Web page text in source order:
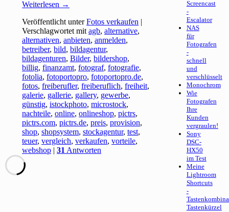
Weiterlesen →
Veröffentlicht unter Fotos verkaufen |
Verschlagwortet mit agb,alternative,
alternativen,anbieten,anmelden,
betreiber,bild,bildagentur,
bildagenturen,Bilder,bildershop,
billig,finanzamt,fotograf,fotografie,
fotolia,fotoportopro,fotoportopro.de,
fotos,freiberufler,freiberuflich,freiheit,
galerie, gallerie, gallery, gewerbe,
günstig,istockphoto,microstock,
nachteile,online,onlineshop,pictrs,
pictrs.com,pictrs.de,preis,provision,
shop,shopsystem,stockagentur,test,
teuer,vergleich,verkaufen,vorteile,
webshop |31 Antworten
Screencast
-
Escalator
NAS
für
Fotografen
-
schnell
und
verschlüsselt
Monochrom
Wie
Fotografen
Ihre
Kunden
vergraulen!
Sony
DSC-
HX50
im Test
Meine
Lightroom
Shortcuts
-
Tastenkürzel